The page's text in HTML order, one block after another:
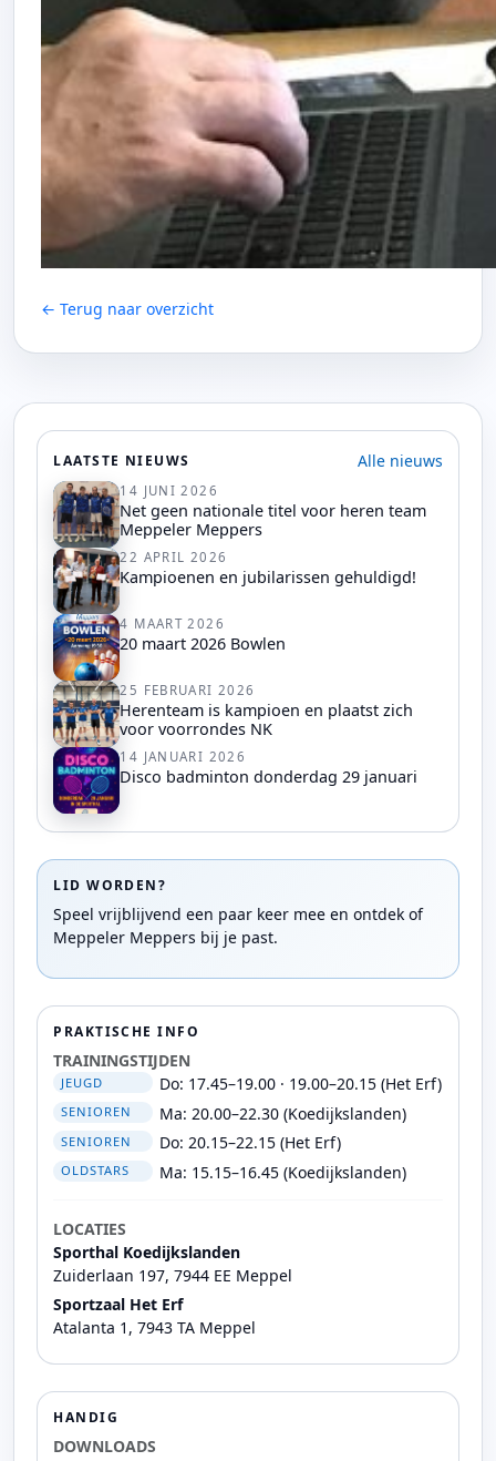
← Terug naar overzicht
LAATSTE NIEUWS Alle nieuws
14 JUNI 2026
Net geen nationale titel voor heren team
Meppeler Meppers
22 APRIL 2026
Kampioenen en jubilarissen gehuldigd!
4 MAART 2026
20 maart 2026 Bowlen
25 FEBRUARI 2026
Herenteam is kampioen en plaatst zich
voor voorrondes NK
14 JANUARI 2026
Disco badminton donderdag 29 januari
LID WORDEN?
Speel vrijblijvend een paar keer mee en ontdek of
Meppeler Meppers bij je past.
PRAKTISCHE INFO
TRAININGSTIJDEN
JEUGD Do: 17.45–19.00 · 19.00–20.15 (Het Erf)
SENIOREN Ma: 20.00–22.30 (Koedijkslanden)
SENIOREN Do: 20.15–22.15 (Het Erf)
OLDSTARS Ma: 15.15–16.45 (Koedijkslanden)
LOCATIES
Sporthal Koedijkslanden
Zuiderlaan 197, 7944 EE Meppel
Sportzaal Het Erf
Atalanta 1, 7943 TA Meppel
HANDIG
DOWNLOADS